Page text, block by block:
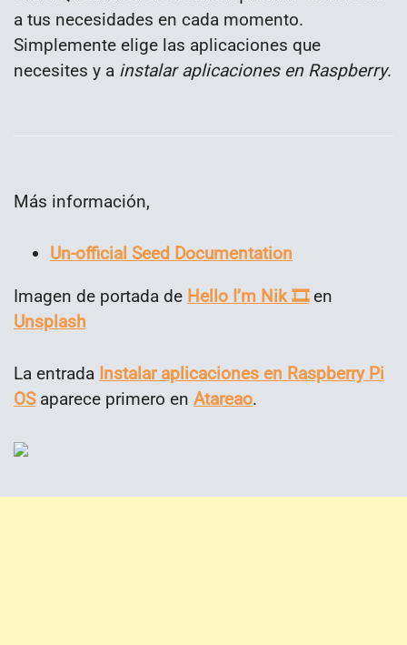
a tus necesidades en cada momento.
Simplemente elige las aplicaciones que
necesites y a instalar aplicaciones en Raspberry.
Más información,
Un-official Seed Documentation
Imagen de portada de Hello I’m Nik 🎞en
Unsplash
La entrada Instalar aplicaciones en Raspberry Pi
OSaparece primero en Atareao.